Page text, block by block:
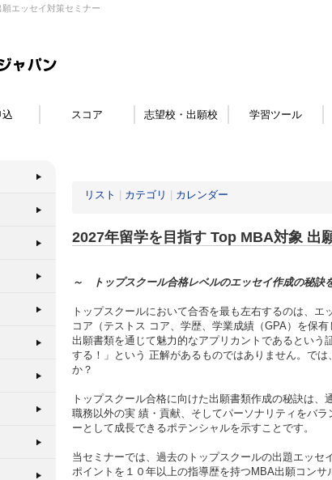
エッセイ対策セミナー
込 スコア 志望校・出願校 学習ツール
リスト カテゴリ カレンダー
2027年留学を目指す Top MBA対象 出
～ トップスクール合格レベルのエッセイ作成の秘
トップスクールにおいて合否を最も左右するのは、
コア（テストス コア、学歴、学業成績（GPA）を保有
出願書類を通じて魅力的なアプリカントであるとい
する！」という 正解があるものではありません。で
か？
トップスクール合格に向けた出願書類作成の秘訣は
職務以外の実 績・貢献、そしてパーソナリティをバ
ーとして成長できるポテンシャルを示すことです。
当セミナーでは、過去のトップスクールの出題エッ
ポイントを１０年以上の指導歴を持つMBA出願コン